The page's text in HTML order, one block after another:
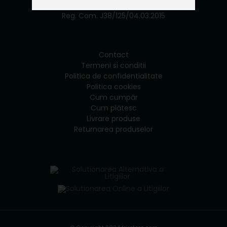
Reg. Com. J38/125/04.03.2015
Contact
Termeni si conditii
Politica de confidentialitate
Politica cookies
Cum cumpăr
Cum plătesc
Livrare produse
Returnarea produselor